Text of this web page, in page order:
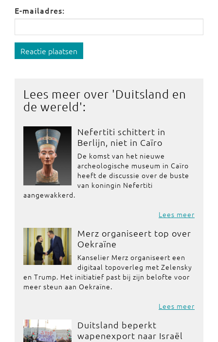
E-mailadres:
Reactie plaatsen
Lees meer over 'Duitsland en
de wereld':
Nefertiti schittert in
Berlijn, niet in Caïro
De komst van het nieuwe
archeologische museum in Caïro
heeft de discussie over de buste
van koningin Nefertiti
aangewakkerd.
Lees meer
Merz organiseert top over
Oekraïne
Kanselier Merz organiseert een
digitaal topoverleg met Zelensky
en Trump. Het initiatief past bij zijn belofte voor
meer steun aan Oekraïne.
Lees meer
Duitsland beperkt
wapenexport naar Israël